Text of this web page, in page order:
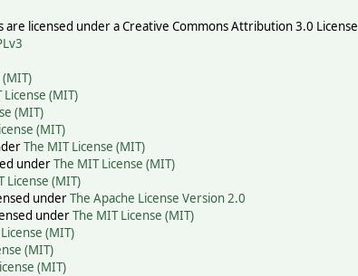
licensed under a Creative Commons Attribution 3.0 License
License (MIT)
(MIT)
(MIT)
The MIT License (MIT)
underThe MIT License (MIT)
License (MIT)
underThe Apache License Version 2.0
underThe MIT License (MIT)
(MIT)
(MIT)
(MIT)